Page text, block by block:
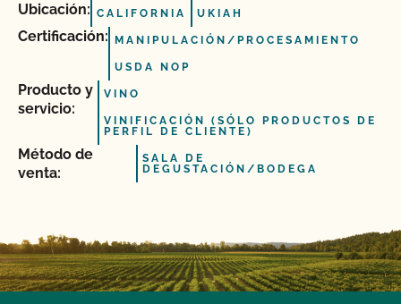
Ubicación: CALIFORNIA UKIAH
Certificación: MANIPULACIÓN/PROCESAMIENTO
USDA NOP
Producto y
servicio:
VINO
VINIFICACIÓN (SÓLO PRODUCTOS DE
PERFIL DE CLIENTE)
Método de
venta:
SALA DE
DEGUSTACIÓN/BODEGA